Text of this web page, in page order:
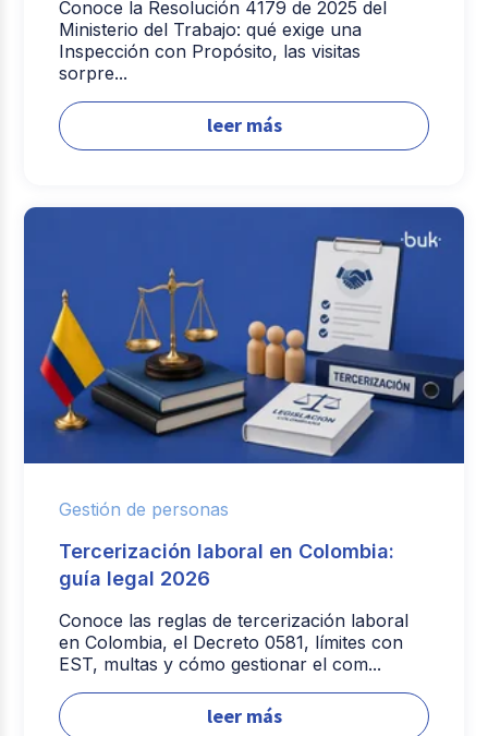
Conoce la Resolución 4179 de 2025 del
Ministerio del Trabajo: qué exige una
Inspección con Propósito, las visitas
sorpre...
leer más
Gestión de personas
Tercerización laboral en Colombia:
guía legal 2026
Conoce las reglas de tercerización laboral
en Colombia, el Decreto 0581, límites con
EST, multas y cómo gestionar el com...
leer más